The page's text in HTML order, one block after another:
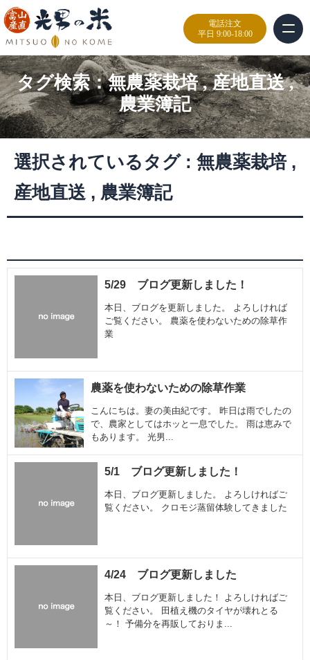
電話注文
平日 9:00-18:00
タグ検索：無農薬栽培,産地直送,
農業簿記
選択されているタグ : 無農薬栽培,
産地直送, 農業簿記
5/29 ブログ更新しました！
本日、ブログを更新しました。 よろしければ
ご覧ください。 農薬を使わないための除草作
業
農薬を使わないための除草作業
こんにちは。妻の美由紀です。 昨日は雨でしたの
で、農家としてはホッと一息でした。 雨は恵みで
もあります。 光男...
5/1 ブログ更新しました！
本日、ブログ更新しました。 よろしければご
覧ください。 クロモジ蒸留体験してきました
4/24 ブログ更新しました
本日、ブログ更新しました！ よろしければご
覧ください。 田植え機のタイヤが壊れとる
～！ 予備分を再販しておりま...